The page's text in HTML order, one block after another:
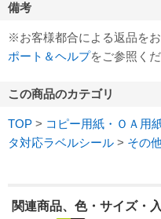
備考
※お客様都合による返品を
ポート＆ヘルプをご参照くだ
この商品のカテゴリ
TOP > コピー用紙・ＯＡ用
タ対応ラベルシール > その
関連商品、色・サイズ・